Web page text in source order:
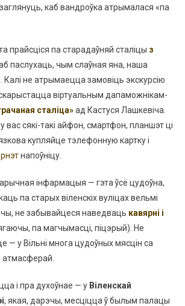
каб вандроўка атрымалася «па
прайсціся па старадаўняй сталіцы з
паслухаць, чым слаўная яна, наша
Калі не атрымаецца замовіць экскурсію
віртуальным дапаможнікам-
сталіца»ад Кастуся Лашкевіча.
вас сякі-такі айфон, смартфон, планшэт ці
купляйце тэлефонную картку і
напоўніцу.
інфармацыя — гэта ўсё цудоўна,
па старых віленскіх вуліцах вельмі
не забывайцеся наведваць кавярні і
па магчымасці, піцэрый). Не
— у Вільні многа цудоўных мясцін са
атмасферай.
і пра духоўнае — у Віленскай
, якая, дарэчы, месціцца ў былым палацы